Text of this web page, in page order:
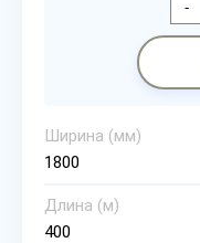
-
Ширина (мм)
1800
Длина (м)
400